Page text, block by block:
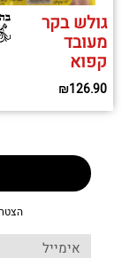
גולש בקר
מעובד
קפוא
₪126.90